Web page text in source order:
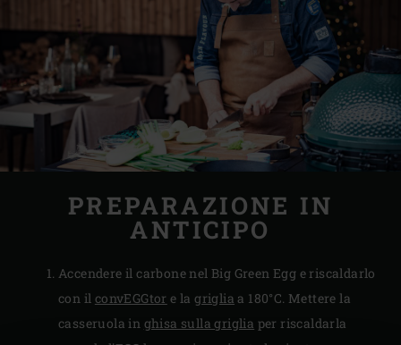
PREPARAZIONE IN
ANTICIPO
Accendere il carbone nel Big Green Egg e riscaldarlo
con il convEGGtor e lagriglia a 180°C. Mettere la
casseruola in ghisa sulla griglia per riscaldarla